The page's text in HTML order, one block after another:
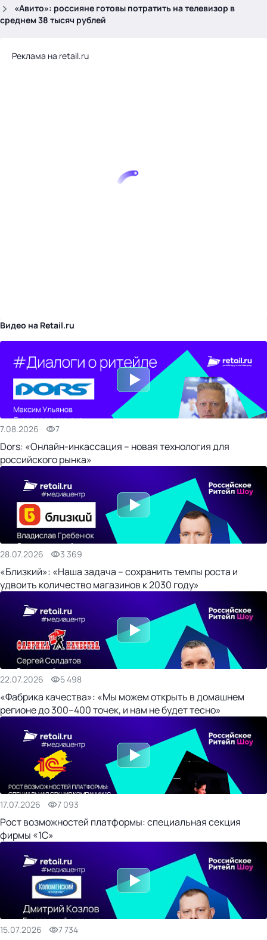
«Авито»: россияне готовы потратить на телевизор в
среднем 38 тысяч рублей
Реклама на retail.ru
Видео на Retail.ru
7.08.2026 7
Dors: «Онлайн-инкассация – новая технология для
российского рынка»
28.07.2026 3 369
«Близкий»: «Наша задача – сохранить темпы роста и
удвоить количество магазинов к 2030 году»
22.07.2026 5 498
«Фабрика качества»: «Мы можем открыть в домашнем
регионе до 300–400 точек, и нам не будет тесно»
17.07.2026 7 093
Рост возможностей платформы: специальная секция
фирмы «1С»
15.07.2026 7 734